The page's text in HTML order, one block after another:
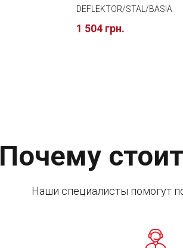
DEFLEKTOR/STAL/BASIA
1 504 грн.
Почему
Наши специалисты помогут